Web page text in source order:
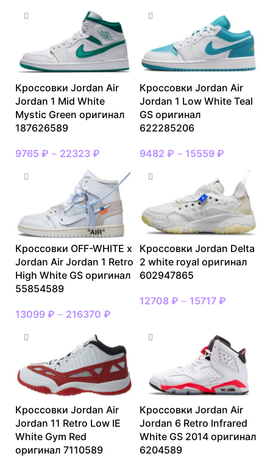
Кроссовки Jordan Air
Jordan 1 Mid White
Mystic Green оригинал
187626589
9765 ₽ – 22323 ₽
Кроссовки Jordan Air
Jordan 1 Low White Teal
GS оригинал
622285206
9482 ₽ – 15559 ₽
Кроссовки OFF-WHITE x
Jordan Air Jordan 1 Retro
High White GS оригинал
55854589
13099 ₽ – 216370 ₽
Кроссовки Jordan Delta
2 white royal оригинал
602947865
12708 ₽ – 15717 ₽
Кроссовки Jordan Air
Jordan 11 Retro Low IE
White Gym Red
оригинал 7110589
Кроссовки Jordan Air
Jordan 6 Retro Infrared
White GS 2014 оригинал
6204589